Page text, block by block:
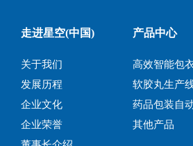
走进星空(中国)
关于我们
发展历程
企业文化
企业荣誉
产品中心
高效智能包
软胶丸生产
药品包装自
其他产品